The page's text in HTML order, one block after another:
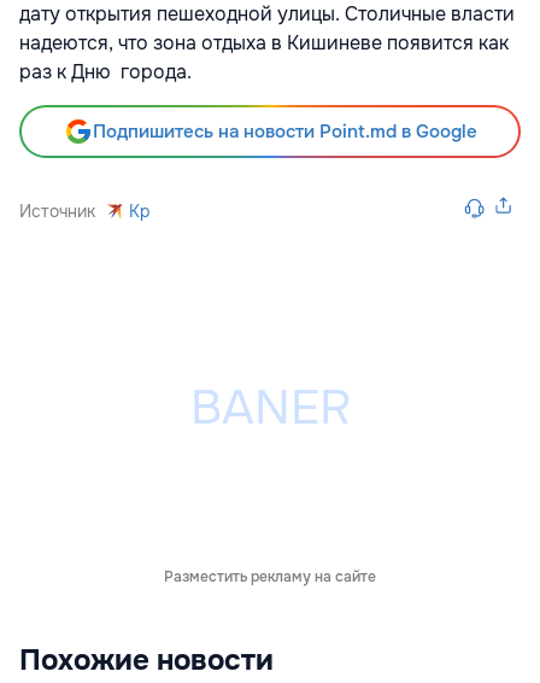
дату открытия пешеходной улицы. Столичные власти
надеются, что зона отдыха в Кишиневе появится как
раз к Дню города.
Подпишитесь на новости Point.md в Google
Источник Kp
Разместить рекламу на сайте
Похожие новости